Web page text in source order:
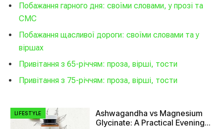
Побажання гарного дня: своїми словами, у прозі та
СМС
Побажання щасливої дороги: своїми словами та у
віршах
Привітання з 65-річчям: проза, вірші, тости
Привітання з 75-річчям: проза, вірші, тости
LIFESTYLE
Ashwagandha vs Magnesium
Glycinate: A Practical Evening